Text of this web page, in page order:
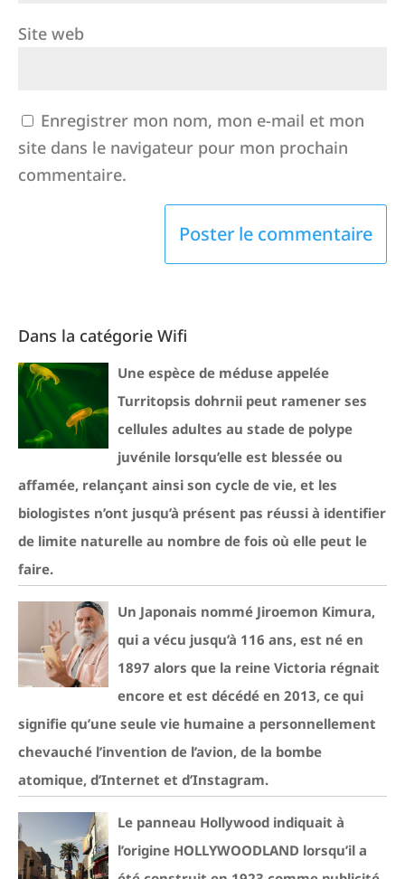
Site web
Enregistrer mon nom, mon e-mail et mon
site dans le navigateur pour mon prochain
commentaire.
Dans la catégorie Wifi
Une espèce de méduse appelée
Turritopsis dohrnii peut ramener ses
cellules adultes au stade de polype
juvénile lorsqu’elle est blessée ou
affamée, relançant ainsi son cycle de vie, et les
biologistes n’ont jusqu’à présent pas réussi à identifier
de limite naturelle au nombre de fois où elle peut le
faire.
Un Japonais nommé Jiroemon Kimura,
qui a vécu jusqu’à 116 ans, est né en
1897 alors que la reine Victoria régnait
encore et est décédé en 2013, ce qui
signifie qu’une seule vie humaine a personnellement
chevauché l’invention de l’avion, de la bombe
atomique, d’Internet et d’Instagram.
Le panneau Hollywood indiquait à
l’origine HOLLYWOODLAND lorsqu’il a